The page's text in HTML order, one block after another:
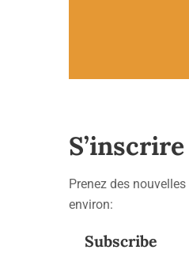
Prenez des
environ:
Subscribe